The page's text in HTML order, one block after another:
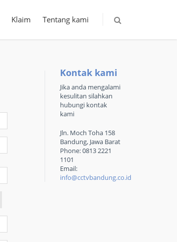
Klaim Tentang kami
Kontak kami
Jika anda mengalami
kesulitan silahkan
hubungi kontak
kami
Jln. Moch Toha 158
Bandung, Jawa Barat
Phone: 0813 2221
1101
Email:
info@cctvbandung.co.id